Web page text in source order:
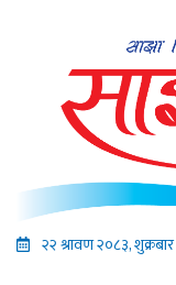
२२ श्रावण २०८३, शुक्रबार